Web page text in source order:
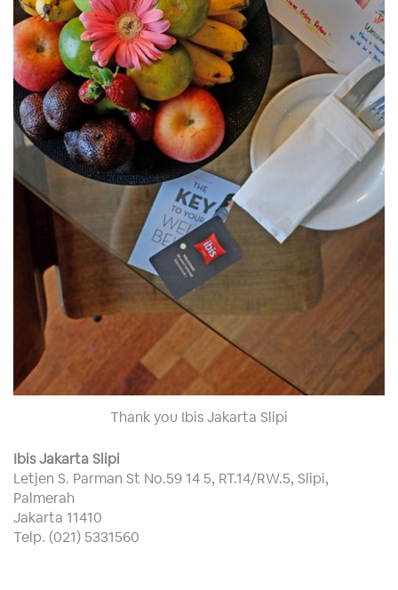
Thank you Ibis Jakarta Slipi
Ibis Jakarta Slipi
Letjen S. Parman St No.59 14 5, RT.14/RW.5, Slipi,
Palmerah
Jakarta 11410
Telp. (021) 5331560